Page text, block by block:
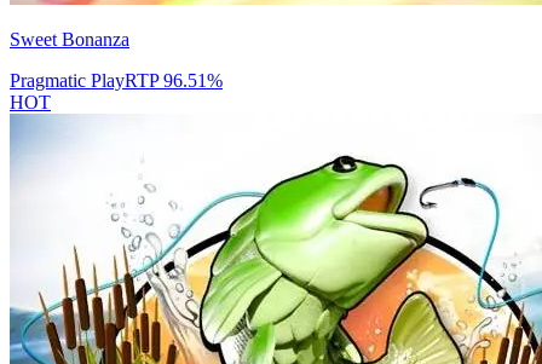
Sweet Bonanza
Pragmatic PlayRTP96.51%
HOT